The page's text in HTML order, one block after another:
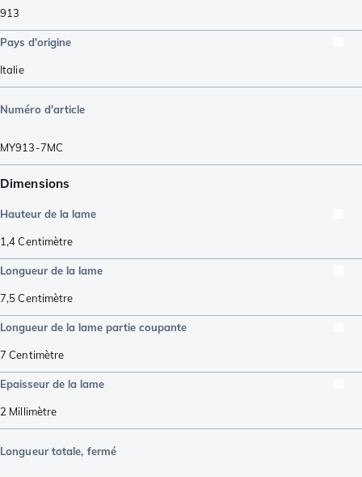
913
Pays d'origine
Italie
Numéro d'article
MY913-7MC
Dimensions
Hauteur de la lame
1,4Centimètre
Longueur de la lame
7,5Centimètre
Longueur de la lame partie coupante
7 Centimètre
Epaisseur de la lame
2 Millimètre
Longueur totale, fermé